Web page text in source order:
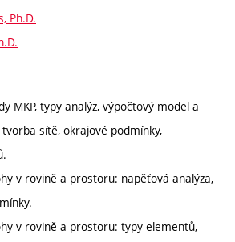
Ph.D.
MKP, typy analýz, výpočtový model a
sítě, okrajové podmínky,
v rovině a prostoru: napěťová analýza,
v rovině a prostoru: typy elementů,